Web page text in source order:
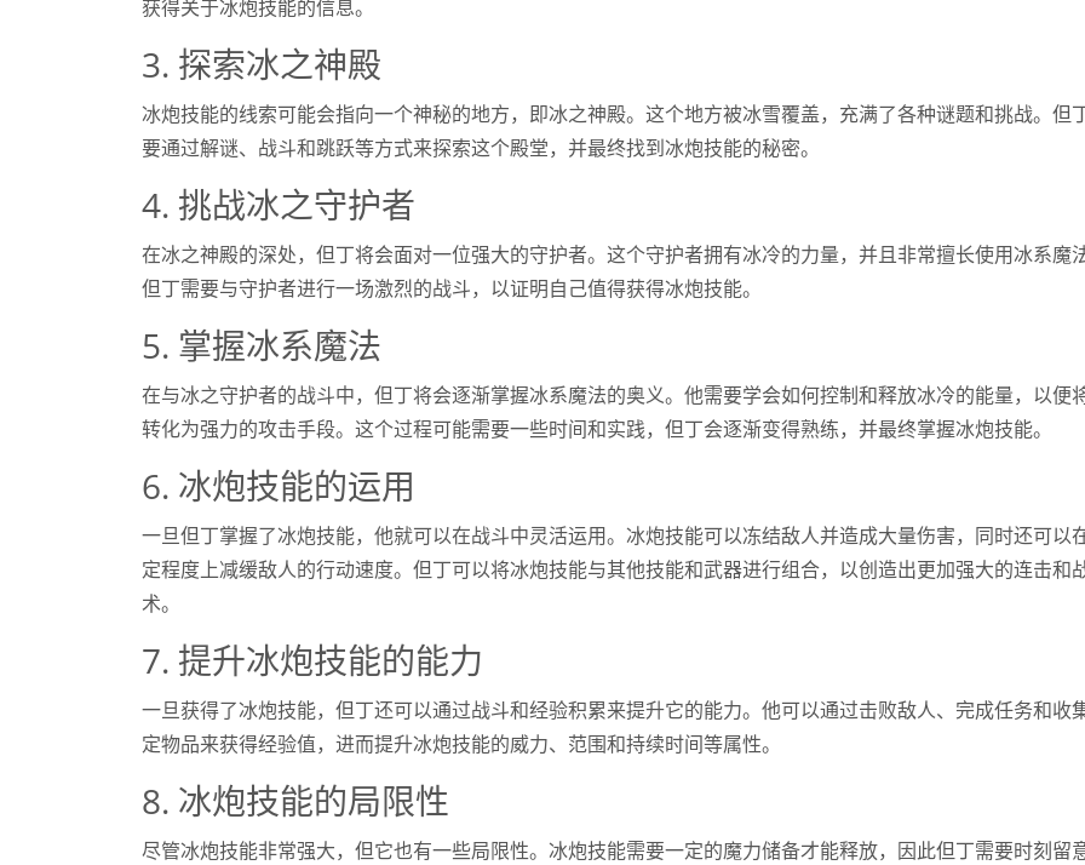
获得关于冰炮技能的信息。
3. 探索冰之神殿
冰炮技能的线索可能会指向一个神秘的地方，即冰之神殿。这个地方被冰雪覆盖，充满了各种谜题和挑战。但
要通过解谜、战斗和跳跃等方式来探索这个殿堂，并最终找到冰炮技能的秘密。
4. 挑战冰之守护者
在冰之神殿的深处，但丁将会面对一位强大的守护者。这个守护者拥有冰冷的力量，并且非常擅长使用冰系魔法
但丁需要与守护者进行一场激烈的战斗，以证明自己值得获得冰炮技能。
5. 掌握冰系魔法
在与冰之守护者的战斗中，但丁将会逐渐掌握冰系魔法的奥义。他需要学会如何控制和释放冰冷的能量，以便
转化为强力的攻击手段。这个过程可能需要一些时间和实践，但丁会逐渐变得熟练，并最终掌握冰炮技能。
6. 冰炮技能的运用
一旦但丁掌握了冰炮技能，他就可以在战斗中灵活运用。冰炮技能可以冻结敌人并造成大量伤害，同时还可以
定程度上减缓敌人的行动速度。但丁可以将冰炮技能与其他技能和武器进行组合，以创造出更加强大的连击和
术。
7. 提升冰炮技能的能力
一旦获得了冰炮技能，但丁还可以通过战斗和经验积累来提升它的能力。他可以通过击败敌人、完成任务和收
定物品来获得经验值，进而提升冰炮技能的威力、范围和持续时间等属性。
8. 冰炮技能的局限性
尽管冰炮技能非常强大，但它也有一些局限性。冰炮技能需要一定的魔力储备才能释放，因此但丁需要时刻留